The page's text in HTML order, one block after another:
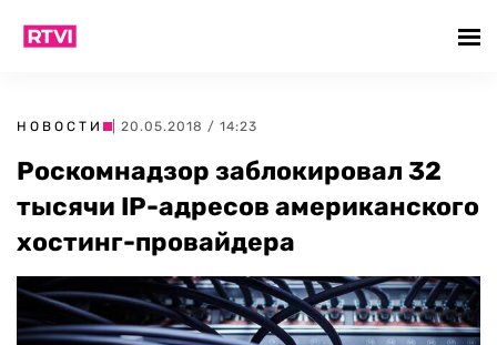
НОВОСТИ | 20.05.2018 / 14:23
Роскомнадзор заблокировал 32
тысячи IP-адресов американского
хостинг-провайдера